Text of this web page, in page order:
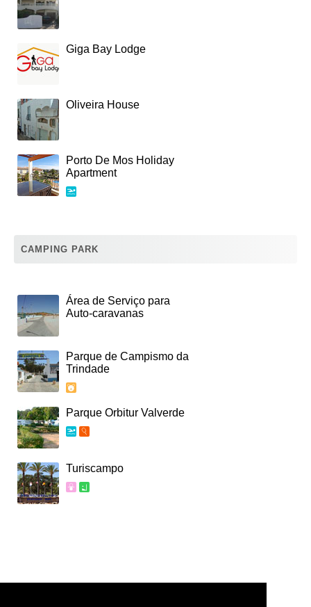
Giga Bay Lodge
Oliveira House
Porto De Mos Holiday
Apartment
CAMPING PARK
Área de Serviço para
Auto-caravanas
Parque de Campismo da
Trindade
Parque Orbitur Valverde
Turiscampo